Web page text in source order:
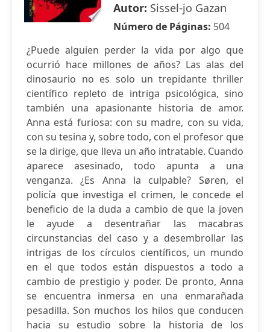
Autor: Sissel-jo Gazan
Número de Páginas: 504
¿Puede alguien perder la vida por algo que
ocurrió hace millones de años? Las alas del
dinosaurio no es solo un trepidante thriller
científico repleto de intriga psicológica, sino
también una apasionante historia de amor.
Anna está furiosa: con su madre, con su vida,
con su tesina y, sobre todo, con el profesor que
se la dirige, que lleva un año intratable. Cuando
aparece asesinado, todo apunta a una
venganza. ¿Es Anna la culpable? Søren, el
policía que investiga el crimen, le concede el
beneficio de la duda a cambio de que la joven
le ayude a desentrañar las macabras
circunstancias del caso y a desembrollar las
intrigas de los círculos científicos, un mundo
en el que todos están dispuestos a todo a
cambio de prestigio y poder. De pronto, Anna
se encuentra inmersa en una enmarañada
pesadilla. Son muchos los hilos que conducen
hacia su estudio sobre la historia de los